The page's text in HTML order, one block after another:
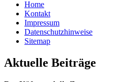
Home
Kontakt
Impressum
Datenschutzhinweise
Sitemap
Aktuelle Beiträge